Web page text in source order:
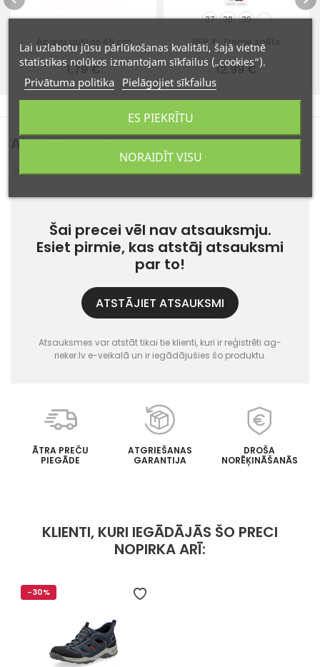
Apavu auklas 45 cm
1,79 €
37 38 39 ...
BER X-Treme zolīte
12,99 €
Atsauksmes
Atsauksmes: 0
Šai precei vēl nav atsauksmju.
Esiet pirmie, kas atstāj atsauksmi
par to!
ATSTĀJIET ATSAUKSMI
Atsauksmes var atstāt tikai tie klienti, kuri ir reģistrēti ag-
rieker.lv e-veikalā un ir iegādājušies šo produktu.
ĀTRA PREČU
PIEGĀDE
ATGRIEŠANAS
GARANTIJA
DROŠA
NORĒĶINĀŠANĀS
KLIENTI, KURI IEGĀDĀJĀS ŠO PRECI
NOPIRKA ARĪ:
-30%
Lai uzlabotu jūsu pārlūkošanas kvalitāti, šajā vietnē
statistikas nolūkos izmantojam sīkfailus („cookies“).
Privātuma politika Pielāgojiet sīkfailus
NORAIDĪT VISU
ES PIEKRĪTU